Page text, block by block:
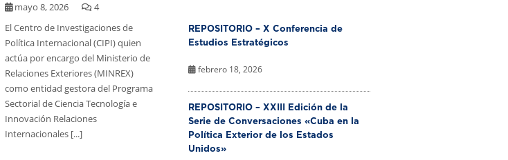
mayo 8, 2026
4
El Centro de Investigaciones de
Política Internacional (CIPI) quien
actúa por encargo del Ministerio de
Relaciones Exteriores (MINREX)
como entidad gestora del Programa
Sectorial de Ciencia Tecnología e
Innovación Relaciones
Internacionales [...]
REPOSITORIO – X Conferencia de
Estudios Estratégicos
febrero 18, 2026
REPOSITORIO – XXIII Edición de la
Serie de Conversaciones «Cuba en la
Política Exterior de los Estados
Unidos»